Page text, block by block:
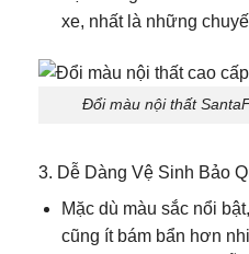
xe, nhất là những
Đổi màu nội thất
3. Dễ Dàng Vệ Sinh Bảo
Mặc dù màu sắc nổi
cũng ít bám bẩn hơn